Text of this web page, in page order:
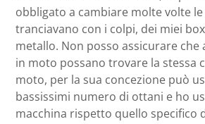
obbligato a cambiare molte volte le
tranciavano con i colpi, dei miei
metallo. Non posso assicurare che
in moto possano trovare la stessa
moto, per la sua concezione può
bassissimi numero di ottani e ho
macchina rispetto quello specifico